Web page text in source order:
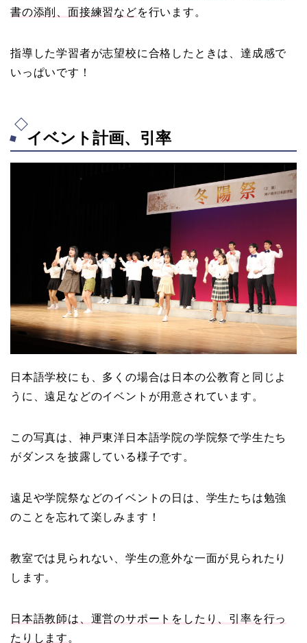
書の添削、面接練習などを行います。
指導した学習者が志望校に合格したときは、達成感で
いっぱいです！
イベント計画、引率
日本語学校にも、多くの場合は日本の公教育と同じよ
うに、遠足などのイベントが用意されています。
この写真は、神戸東洋日本語学院の学院祭で学生たち
がダンスを披露している様子です。
遠足や学院祭などのイベントの日は、学生たちは勉強
のことを忘れて楽しみます！
教室では見られない、学生の意外な一面が見られたり
します。
日本語教師は、運営のサポートをしたり、引率を行っ
たりします 。